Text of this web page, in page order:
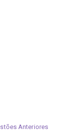
Anteriores